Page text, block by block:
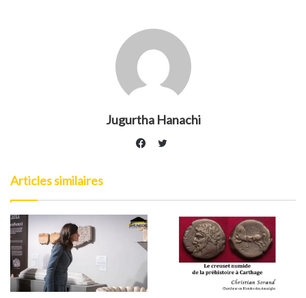
Jugurtha Hanachi
Twitter
Articles similaires